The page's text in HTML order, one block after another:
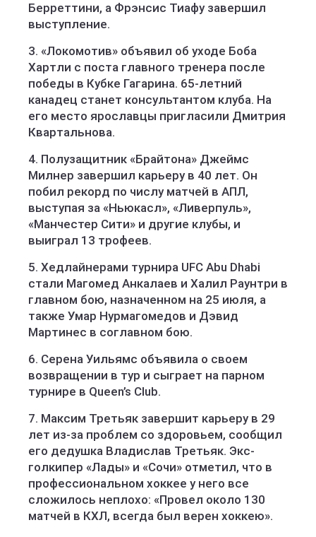
Берреттини, а Фрэнсис Тиафу завершил
выступление.
3. «Локомотив» объявил об уходе Боба
Хартли с поста главного тренера после
победы в Кубке Гагарина. 65-летний
канадец станет консультантом клуба. На
его место ярославцы пригласили Дмитрия
Квартальнова.
4. Полузащитник «Брайтона» Джеймс
Милнер завершил карьеру в 40 лет. Он
побил рекорд по числу матчей в АПЛ,
выступая за «Ньюкасл», «Ливерпуль»,
«Манчестер Сити» и другие клубы, и
выиграл 13 трофеев.
5. Хедлайнерами турнира UFC Abu Dhabi
стали Магомед Анкалаев и Халил Раунтри в
главном бою, назначенном на 25 июля, а
также Умар Нурмагомедов и Дэвид
Мартинес в соглавном бою.
6. Серена Уильямс объявила о своем
возвращении в тур и сыграет на парном
турнире в Queen’s Club.
7. Максим Третьяк завершит карьеру в 29
лет из-за проблем со здоровьем, сообщил
его дедушка Владислав Третьяк. Экс-
голкипер «Лады» и «Сочи» отметил, что в
профессиональном хоккее у него все
сложилось неплохо: «Провел около 130
матчей в КХЛ, всегда был верен хоккею».